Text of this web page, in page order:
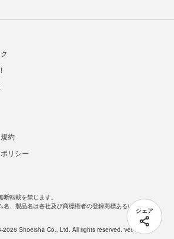
シェア
約
リシー
転載を禁じます。
名、製品名は各社及び商標権者の登録商標あるいは商標で
Shoeisha Co., Ltd. All rights reserved. ver.1.5